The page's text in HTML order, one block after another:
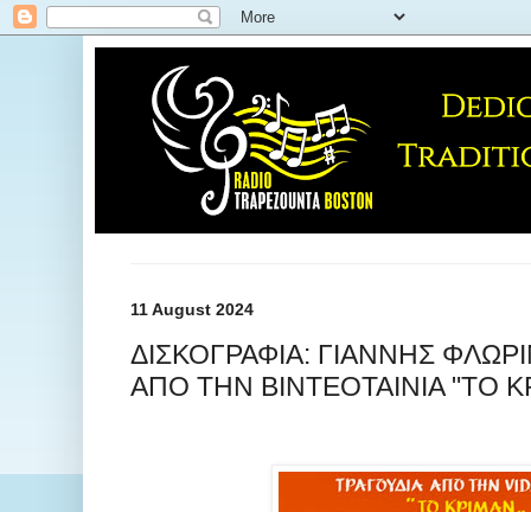
11 August 2024
ΔΙΣΚΟΓΡΑΦΙΑ: ΓΙΑΝΝΗΣ
ΑΠΟ ΤΗΝ ΒΙΝΤΕΟΤΑΙΝΙΑ "ΤΟ